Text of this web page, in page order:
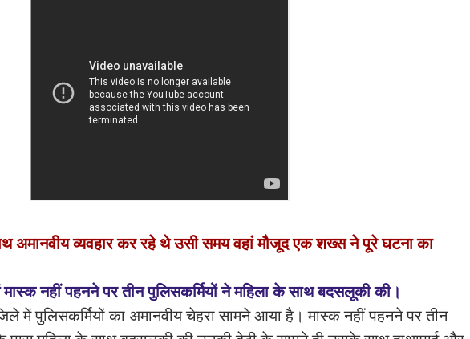
अमानवीय व्यवहार कर रहे थे उसी समय वहां मौजूद एक शख्स ने पूरे घटना का
नहीं पहनने पर तीन पुलिसकर्मियों ने महिला के साथ बदसलूकी की।
में पुलिसकर्मियों का अमानवीय चेहरा सामने आया है। मास्क नहीं पहनने पर तीन